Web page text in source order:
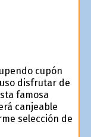
cupón
disfrutar de
famosa
canjeable
selección de